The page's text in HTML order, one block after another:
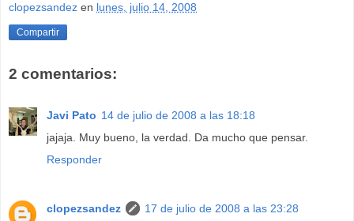
clopezsandez en lunes, julio 14, 2008
Compartir
2 comentarios:
Javi Pato 14 de julio de 2008 a las 18:18
jajaja. Muy bueno, la verdad. Da mucho que pensar.
Responder
clopezsandez
17 de julio de 2008 a las 23:28